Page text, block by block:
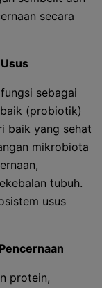
secara
sebagai
(probiotik)
baik yang sehat
mikrobiota
tubuh.
usus
protein,